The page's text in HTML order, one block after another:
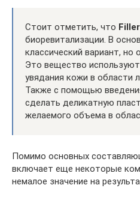
Стоит отметить, что
биоревитализации. В
классический вариант, но
Это вещество
увядания кожи в области
Также с помощью
сделать деликатную
желаемого объема в
Помимо основных
включает еще некоторые
немалое значение на